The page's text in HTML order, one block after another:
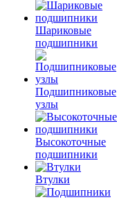
Шариковые
подшипники
Подшипниковые
узлы
Высокоточные
подшипники
Втулки